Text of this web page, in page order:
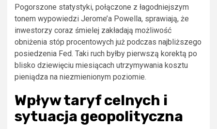
Pogorszone statystyki, połączone z łagodniejszym
tonem wypowiedzi Jerome’a Powella, sprawiają, że
inwestorzy coraz śmielej zakładają możliwość
obniżenia stóp procentowych już podczas najbliższego
posiedzenia Fed. Taki ruch byłby pierwszą korektą po
blisko dziewięciu miesiącach utrzymywania kosztu
pieniądza na niezmienionym poziomie.
Wpływ taryf celnych i
sytuacja geopolityczna